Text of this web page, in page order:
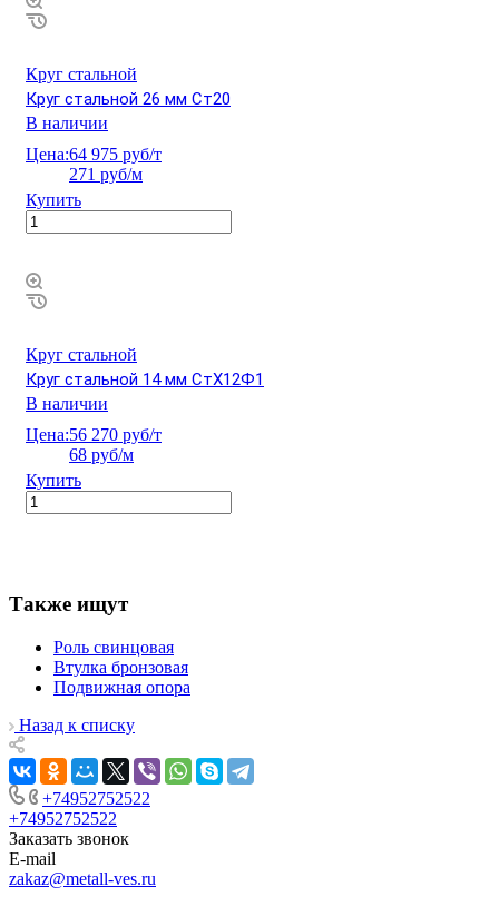
Круг стальной
Круг стальной 26 мм Ст20
В наличии
Цена:64 975 руб/т
271 руб/м
Купить
Круг стальной
Круг стальной 14 мм СтХ12Ф1
В наличии
Цена:56 270 руб/т
68 руб/м
Купить
Также ищут
Роль свинцовая
Втулка бронзовая
Подвижная опора
Назад к списку
+74952752522
+74952752522
Заказать звонок
E-mail
zakaz@metall-ves.ru